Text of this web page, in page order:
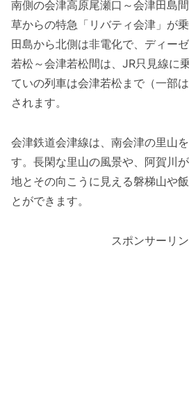
南側の会津高原尾瀬口～会津田島
草からの特急「リバティ会津」が
田島から北側は非電化で、ディー
若松～会津若松間は、JR只見線に
ていの列車は会津若松まで（一部
されます。
会津鉄道会津線は、南会津の里山
す。長閑な里山の風景や、阿賀川
地とその向こうに見える磐梯山や
とができます。
スポンサーリ